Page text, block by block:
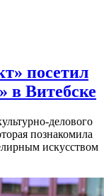
посетил
в Витебске
делового
познакомила
искусством